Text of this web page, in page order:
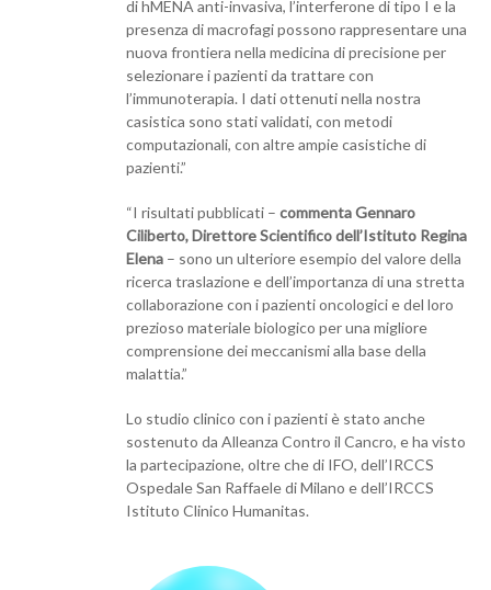
di hMENA anti-invasiva, l’interferone di tipo I e la
presenza di macrofagi possono rappresentare una
nuova frontiera nella medicina di precisione per
selezionare i pazienti da trattare con
l’immunoterapia. I dati ottenuti nella nostra
casistica sono stati validati, con metodi
computazionali, con altre ampie casistiche di
pazienti.”
“I risultati pubblicati – commenta Gennaro
Ciliberto, Direttore Scientifico dell’Istituto Regina
Elena – sono un ulteriore esempio del valore della
ricerca traslazione e dell’importanza di una stretta
collaborazione con i pazienti oncologici e del loro
prezioso materiale biologico per una migliore
comprensione dei meccanismi alla base della
malattia.”
Lo studio clinico con i pazienti è stato anche
sostenuto da Alleanza Contro il Cancro, e ha visto
la partecipazione, oltre che di IFO, dell’IRCCS
Ospedale San Raffaele di Milano e dell’IRCCS
Istituto Clinico Humanitas.